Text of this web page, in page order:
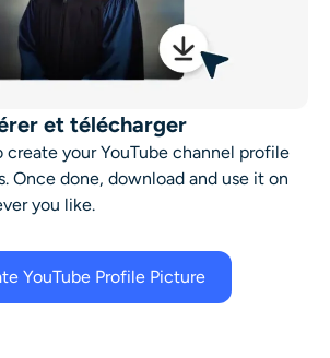
et télécharger
create your YouTube channel profile
Once done, download and use it on
you like.
YouTube Profile Picture